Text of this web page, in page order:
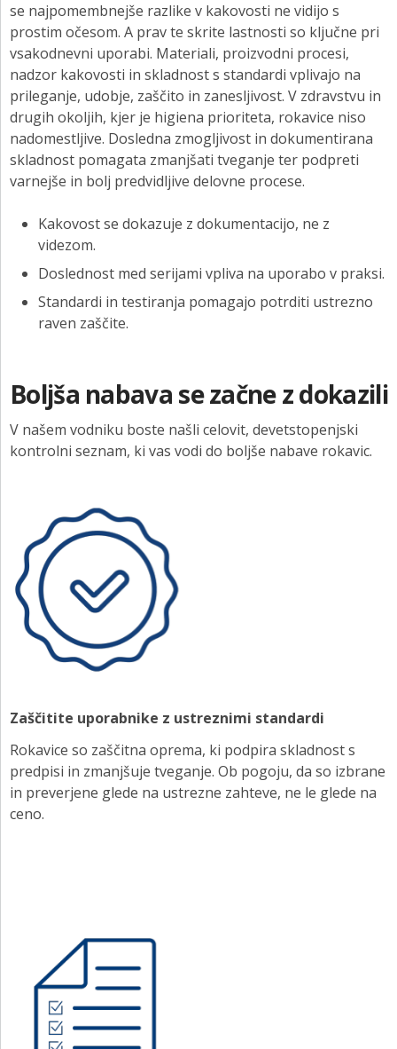
se najpomembnejše razlike v kakovosti ne vidijo s
prostim očesom. A prav te skrite lastnosti so ključne pri
vsakodnevni uporabi. Materiali, proizvodni procesi,
nadzor kakovosti in skladnost s standardi vplivajo na
prileganje, udobje, zaščito in zanesljivost. V zdravstvu in
drugih okoljih, kjer je higiena prioriteta, rokavice niso
nadomestljive. Dosledna zmogljivost in dokumentirana
skladnost pomagata zmanjšati tveganje ter podpreti
varnejše in bolj predvidljive delovne procese.
Kakovost se dokazuje z dokumentacijo, ne z
videzom.
Doslednost med serijami vpliva na uporabo v praksi.
Standardi in testiranja pomagajo potrditi ustrezno
raven zaščite.
Boljša nabava se začne z dokazili
V našem vodniku boste našli celovit, devetstopenjski
kontrolni seznam, ki vas vodi do boljše nabave rokavic.
Zaščitite uporabnike z ustreznimi standardi
Rokavice so zaščitna oprema, ki podpira skladnost s
predpisi in zmanjšuje tveganje. Ob pogoju, da so izbrane
in preverjene glede na ustrezne zahteve, ne le glede na
ceno.